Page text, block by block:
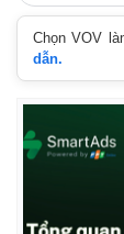
Chọn VOV
dẫn.